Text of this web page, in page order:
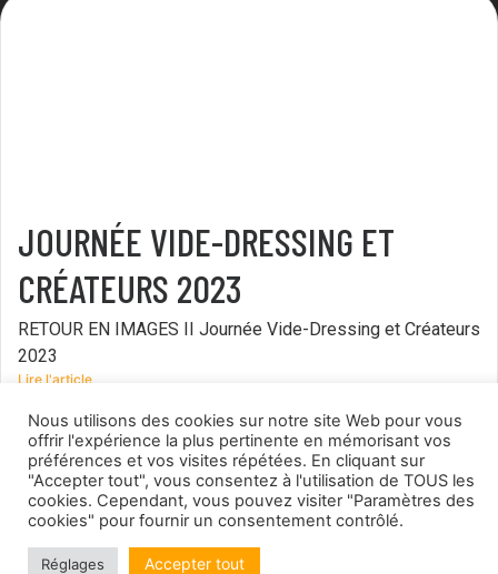
JOURNÉE VIDE-DRESSING ET
CRÉATEURS 2023
RETOUR EN IMAGES II Journée Vide-Dressing et Créateurs
2023
Lire l'article
Nous utilisons des cookies sur notre site Web pour vous
offrir l'expérience la plus pertinente en mémorisant vos
préférences et vos visites répétées. En cliquant sur
"Accepter tout", vous consentez à l'utilisation de TOUS les
cookies. Cependant, vous pouvez visiter "Paramètres des
cookies" pour fournir un consentement contrôlé.
Réglages Accepter tout